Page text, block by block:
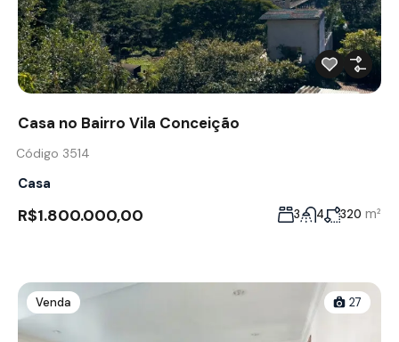
Casa no Bairro Vila Conceição
Código 3514
Casa
R$1.800.000,00 3 4 320 m²
Venda 27